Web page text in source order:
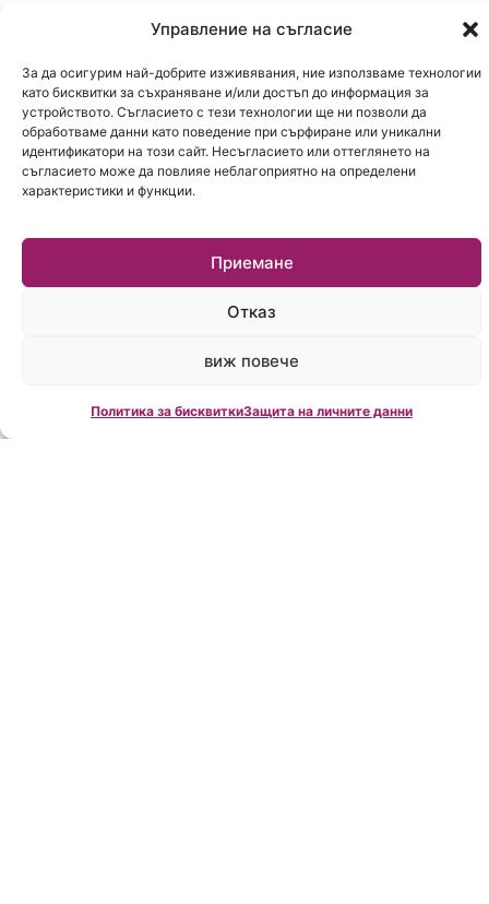
Управление на съгласие
За да осигурим най-добрите изживявания, ние използваме технологии
като бисквитки за съхраняване и/или достъп до информация за
устройството. Съгласието с тези технологии ще ни позволи да
обработваме данни като поведение при сърфиране или уникални
идентификатори на този сайт. Несъгласието или оттеглянето на
съгласието може да повлияе неблагоприятно на определени
характеристики и функции.
Приемане
Отказ
виж повече
Политика за бисквиткиЗащита на личните данни
ипотечните кредити.
Що се отнася до евентуални инвестиции в
имоти, Хампарцумян посочи, че рискът е по-
висок от обичайното. „Ако имате остро
належаща нужда от жилище, купувайте. Ако не
за инвестиция не е непременно разумно“, каза
Цялото интервю вижте във видеото